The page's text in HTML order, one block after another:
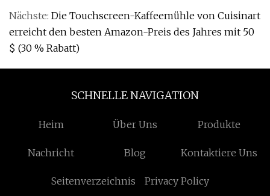
Nächste: Die Touchscreen-Kaffeemühle von Cuisinart
erreicht den besten Amazon-Preis des Jahres mit 50
$ (30 % Rabatt)
SCHNELLE NAVIGATION
Heim Über Uns Produkte
Nachricht Blog Kontaktiere Uns
Seitenverzeichnis Privacy Policy